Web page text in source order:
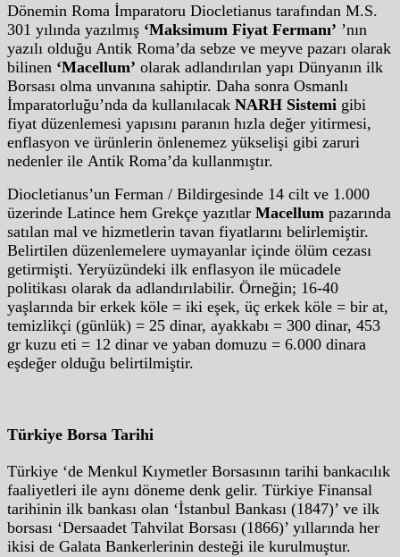
Dönemin Roma İmparatoru Diocletianus tarafından M.S.
301 yılında yazılmış ‘Maksimum Fiyat Fermanı’ ’nın
yazılı olduğu Antik Roma’da sebze ve meyve pazarı olarak
bilinen ‘Macellum’ olarak adlandırılan yapı Dünyanın ilk
Borsası olma unvanına sahiptir. Daha sonra Osmanlı
İmparatorluğu’nda da kullanılacak NARH Sistemi gibi
fiyat düzenlemesi yapısını paranın hızla değer yitirmesi,
enflasyon ve ürünlerin önlenemez yükselişi gibi zaruri
nedenler ile Antik Roma’da kullanmıştır.
Diocletianus’un Ferman / Bildirgesinde 14 cilt ve 1.000
üzerinde Latince hem Grekçe yazıtlar Macellum pazarında
satılan mal ve hizmetlerin tavan fiyatlarını belirlemiştir.
Belirtilen düzenlemelere uymayanlar içinde ölüm cezası
getirmişti. Yeryüzündeki ilk enflasyon ile mücadele
politikası olarak da adlandırılabilir. Örneğin; 16-40
yaşlarında bir erkek köle = iki eşek, üç erkek köle = bir at,
temizlikçi (günlük) = 25 dinar, ayakkabı = 300 dinar, 453
gr kuzu eti = 12 dinar ve yaban domuzu = 6.000 dinara
eşdeğer olduğu belirtilmiştir.
Türkiye Borsa Tarihi
Türkiye ‘de Menkul Kıymetler Borsasının tarihi bankacılık
faaliyetleri ile aynı döneme denk gelir. Türkiye Finansal
tarihinin ilk bankası olan ‘İstanbul Bankası (1847)’ ve ilk
borsası ‘Dersaadet Tahvilat Borsası (1866)’ yıllarında her
ikisi de Galata Bankerlerinin desteği ile kurulmuştur.